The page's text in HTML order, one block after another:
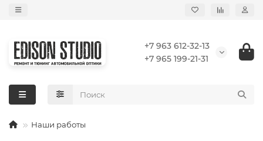
+7 963 612-32-13
+7 965 199-21-31
Наши работы